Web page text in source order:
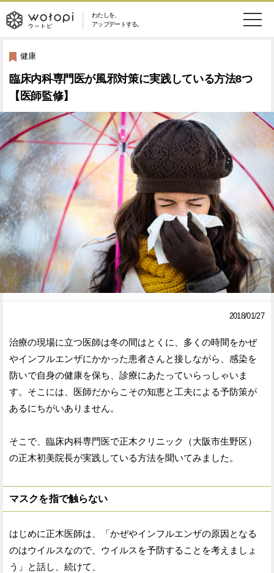
わたしを、
アップデートする。
wotopi
-
ウ
ー
ト
ピ
メ
ニ
ー
美容・コスメ 妊娠・出産
健康 ワークスタイル
ライフスタイル ファッション
ソーシャル SDGs
アイテム
検
索
ウートピとは？
Facebook
シ
ア
す
Twitter
シ
ア
健康
臨床内科専門医が風邪対策に実践している方法8つ
【医師監修】
2018/01/27
治療の現場に立つ医師は冬の間はとくに、多くの時間をかぜ
やインフルエンザにかかった患者さんと接しながら、感染を
防いで自身の健康を保ち、診療にあたっていらっしゃいま
す。そこには、医師だからこその知恵と工夫による予防策が
あるにちがいありません。
そこで、臨床内科専門医で正木クリニック（大阪市生野区）
の正木初美院長が実践している方法を聞いてみました。
マスクを指で触らない
はじめに正木医師は、「かぜやインフルエンザの原因となる
のはウイルスなので、ウイルスを予防することを考えましょ
う」と話し、続けて、